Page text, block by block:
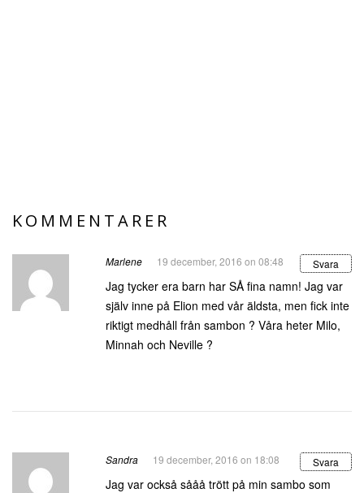
KOMMENTARER
Marlene 19 december, 2016 on 08:48 Svara
Jag tycker era barn har SÅ fina namn! Jag var
själv inne på Elion med vår äldsta, men fick inte
riktigt medhåll från sambon ? Våra heter Milo,
Minnah och Neville ?
Sandra 19 december, 2016 on 18:08 Svara
Jag var också sååå trött på min sambo som